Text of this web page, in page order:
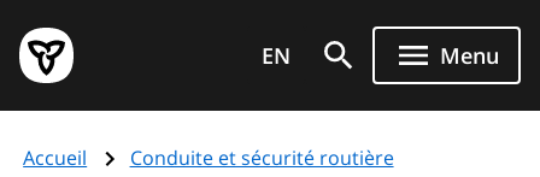
au
contenu
principal
Page
d'accueil
de
EN Menu
Accueil
Conduite et sécurité routière